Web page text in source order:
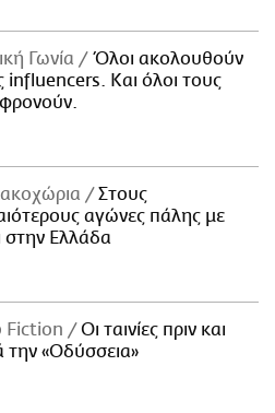
Γωνία
Όλοι ακολουθούν
influencers. Και όλοι τους
Στους
αγώνες πάλης με
στην Ελλάδα
Fiction
Οι ταινίες πριν και
την «Οδύσσεια»